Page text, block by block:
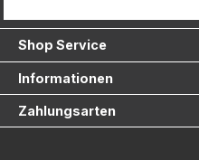
Shop Service
Informationen
Zahlungsarten